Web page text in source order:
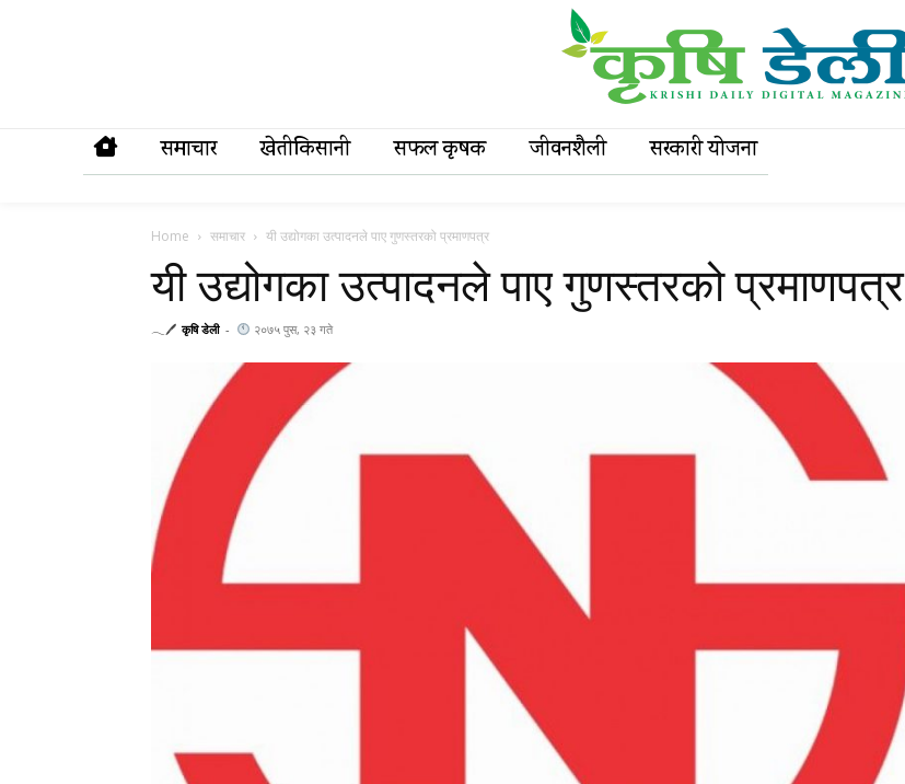
समाचार खेतीकिसानी सफल कृषक जीवनशैली सरकारी याेजना
Home समाचार यी उद्योगका उत्पादनले पाए गुणस्तरको प्रमाणपत्र
यी उद्योगका उत्पादनले पाए गुणस्तरको प्रमाणपत्र
𓂃🖊 कृषि डेली - २०७५ पुस, २३ गते